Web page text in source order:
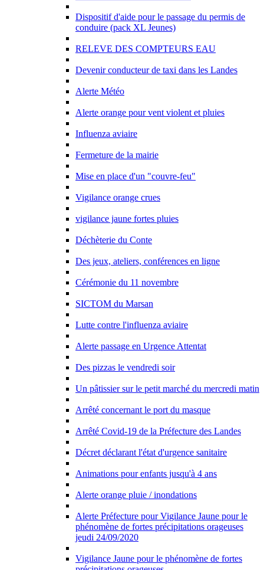
Dispositif d'aide pour le passage du permis de
conduire (pack XL Jeunes)
RELEVE DES COMPTEURS EAU
Devenir conducteur de taxi dans les Landes
Alerte Météo
Alerte orange pour vent violent et pluies
Influenza aviaire
Fermeture de la mairie
Mise en place d'un "couvre-feu"
Vigilance orange crues
vigilance jaune fortes pluies
Déchèterie du Conte
Des jeux, ateliers, conférences en ligne
Cérémonie du 11 novembre
SICTOM du Marsan
Lutte contre l'influenza aviaire
Alerte passage en Urgence Attentat
Des pizzas le vendredi soir
Un pâtissier sur le petit marché du mercredi matin
Arrêté concernant le port du masque
Arrêté Covid-19 de la Préfecture des Landes
Décret déclarant l'état d'urgence sanitaire
Animations pour enfants jusqu'à 4 ans
Alerte orange pluie / inondations
Alerte Préfecture pour Vigilance Jaune pour le
phénomène de fortes précipitations orageuses
jeudi 24/09/2020
Vigilance Jaune pour le phénomène de fortes